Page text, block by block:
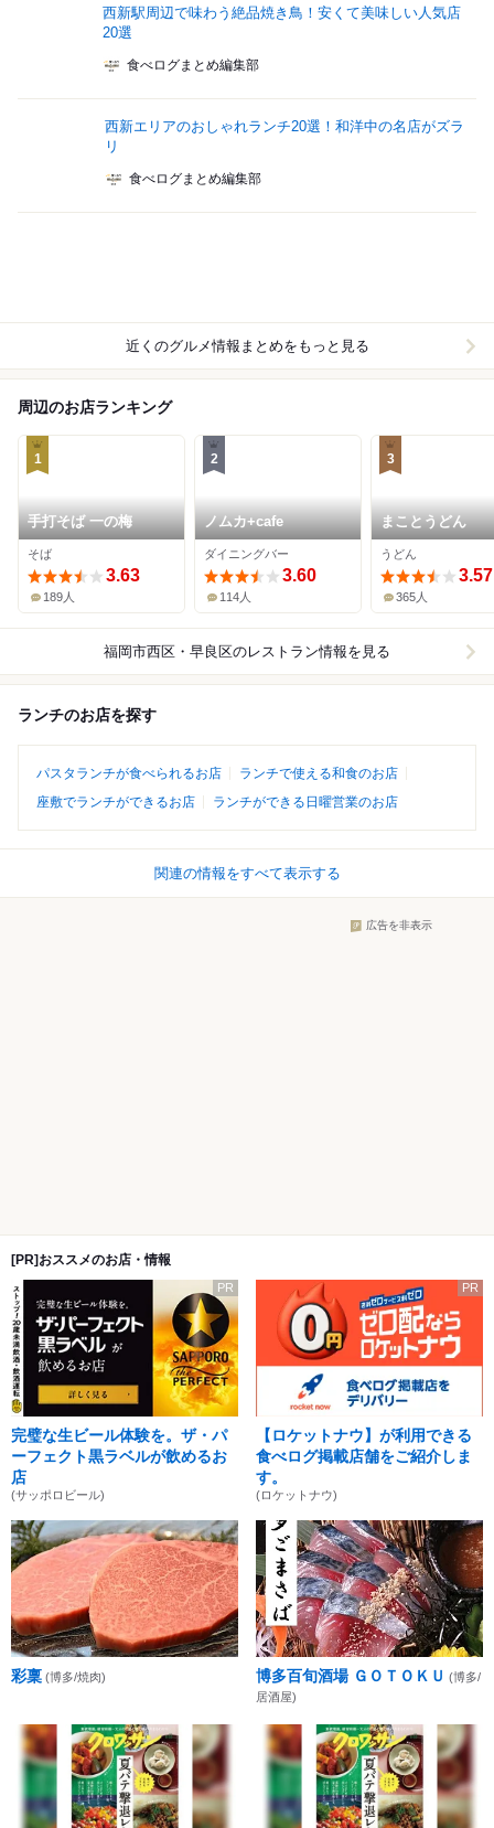
西新駅周辺で味わう絶品焼き鳥！安くて美味しい人気店
20選
食べログまとめ編集部
西新エリアのおしゃれランチ20選！和洋中の名店がズラ
リ
食べログまとめ編集部
近くのグルメ情報まとめをもっと見る
周辺のお店ランキング
1
手打そば 一の梅
そば
3.63
189人
2
ノムカ+cafe
ダイニングバー
3.60
114人
3
まことうどん
うどん
3.57
365人
福岡市西区・早良区のレストラン情報を見る
ランチのお店を探す
パスタランチが食べられるお店
ランチで使える和食のお店
座敷でランチができるお店
ランチができる日曜営業のお店
関連の情報をすべて表示する
広告を非表示
[PR]おススメのお店・情報
PR
完璧な生ビール体験を。ザ・パ
ーフェクト黒ラベルが飲めるお
店
(サッポロビール)
PR
【ロケットナウ】が利用できる
食べログ掲載店舗をご紹介しま
す。
(ロケットナウ)
彩稟 (博多/焼肉) 博多百旬酒場 ＧＯＴＯＫＵ (博多/
居酒屋)